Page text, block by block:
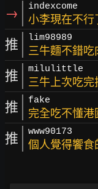
→ indexcome
小李現在不行
推 lim98989
三牛麵不錯吃
推 milulittle
三牛上次吃
推 fake
完全吃不懂港
推 www90173
個人覺得饗食